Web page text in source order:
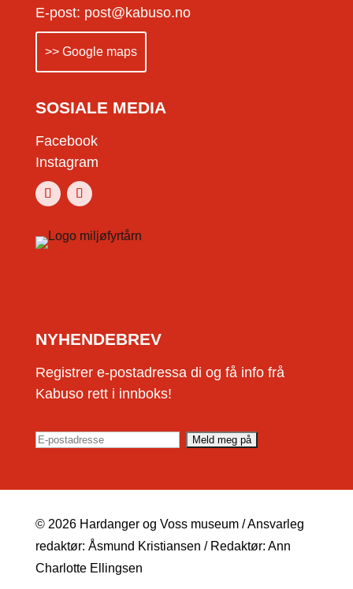
E-post: post@kabuso.no
>> Google maps
SOSIALE MEDIA
Facebook
Instagram
NYHENDEBREV
Registrer e-postadressa di og få info frå
Kabuso rett i innboks!
© 2026 Hardanger og Voss museum / Ansvarleg
redaktør: Åsmund Kristiansen / Redaktør: Ann
Charlotte Ellingsen